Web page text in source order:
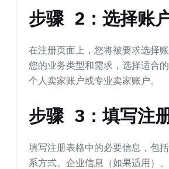
步骤 2：选择账
在注册页面上，您将被要求选择
您的业务类型和需求，选择适合
个人卖家账户或专业卖家账户。
步骤 3：填写注
填写注册表格中的必要信息，包
系方式、企业信息（如果适用）、